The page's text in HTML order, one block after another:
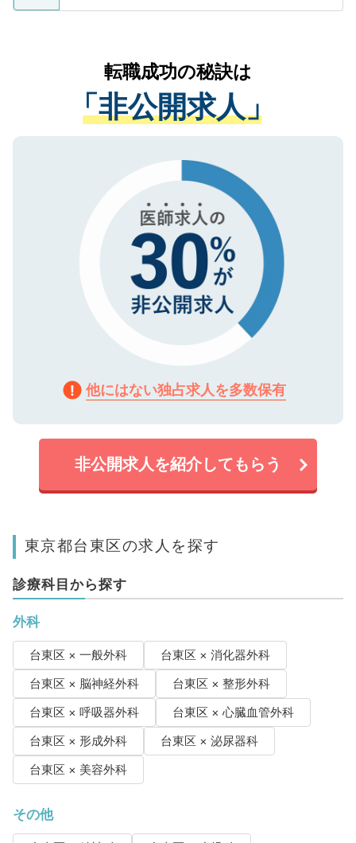
ているすべての個人データはご本人の許可
は、個人情報の取り扱いについての厳密な
管理基準を満たした事業者のみに付与され
る、プライバシーマークを取得済みです。
で、機密保持に関してもご安心ください。
かがいして、現在の医療機関の状況や紹介
経験をまじえながら、適切なアドバイスを
させていただきます。すぐにご転職をされ
ない方には、長期的なサポートが可能です
ので、まずはご登録ください。
転職成功の秘訣は
「非公開求人」
他にはない独占求人を多数保有
非公開求人を紹介してもらう
東京都台東区の求人を探す
診療科目から探す
外科
台東区 × 一般外科
台東区 × 消化器外科
台東区 × 脳神経外科
台東区 × 整形外科
台東区 × 呼吸器外科
台東区 × 心臓血管外科
台東区 × 形成外科
台東区 × 泌尿器科
台東区 × 美容外科
その他